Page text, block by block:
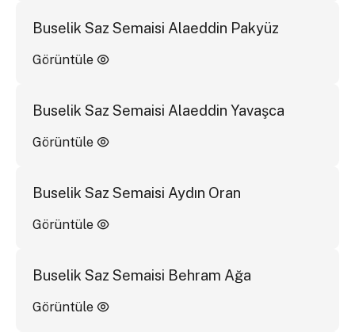
Buselik Saz Semaisi Alaeddin Pakyüz
Görüntüle
Buselik Saz Semaisi Alaeddin Yavaşca
Görüntüle
Buselik Saz Semaisi Aydın Oran
Görüntüle
Buselik Saz Semaisi Behram Ağa
Görüntüle